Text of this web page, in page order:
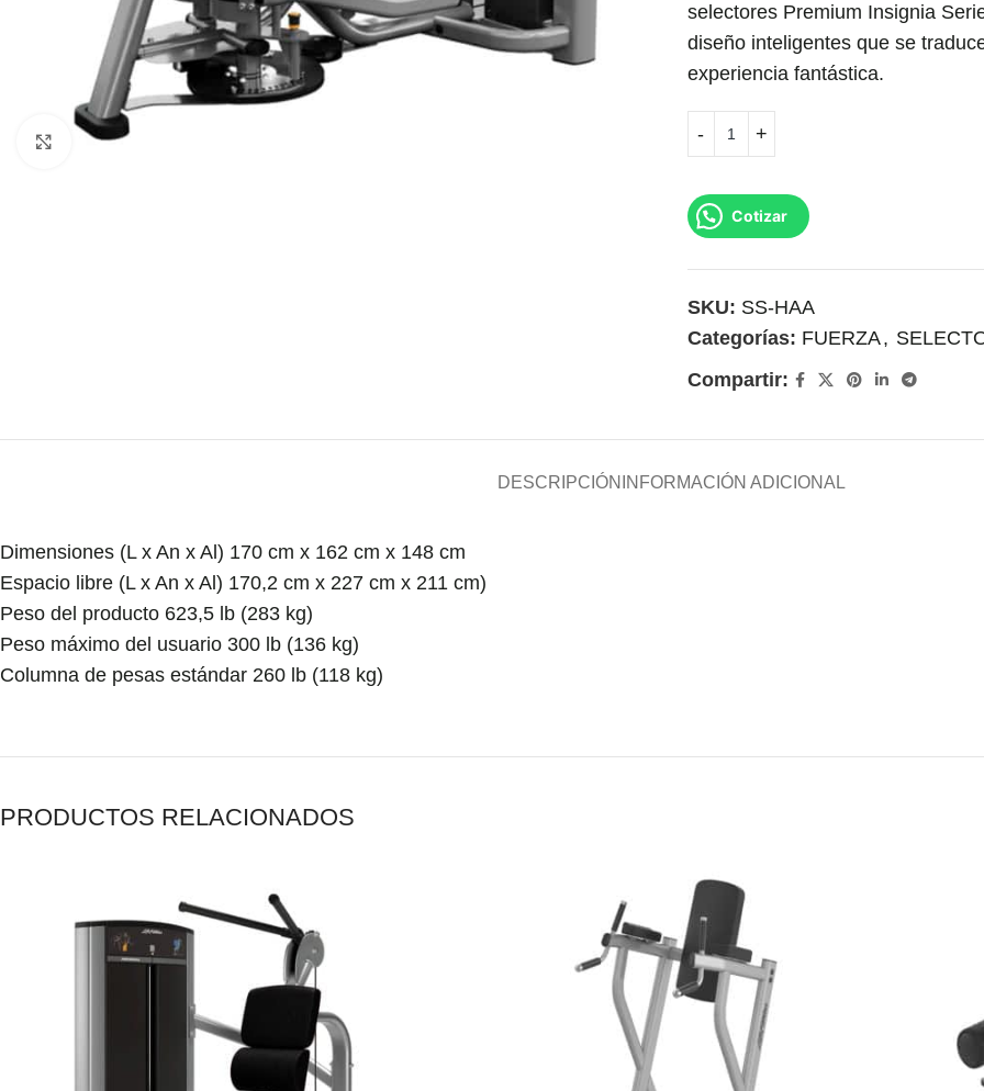
Click to enlarge
selectores Premium Insignia
diseño inteligentes que se
experiencia fantástica.
Cotizar
SKU: SS-HAA
Categorías: FUERZA,
Compartir:
DESCRIPCIÓN INFORMACIÓN ADICIONAL
Dimensiones (L x An x Al) 170 cm x 162 cm x 148 cm
Espacio libre (L x An x Al) 170,2 cm x 227 cm x 211 cm)
Peso del producto 623,5 lb (283 kg)
Peso máximo del usuario 300 lb (136 kg)
Columna de pesas estándar 260 lb (118 kg)
PRODUCTOS RELACIONADOS